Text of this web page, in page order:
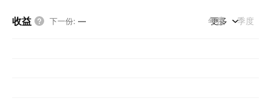
收益 下一份: — 年度 季度
更多